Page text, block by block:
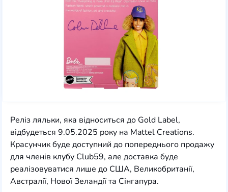
Реліз ляльки, яка відноситься до Gold Label,
відбудеться 9.05.2025 року на Mattel Creations.
Красунчик буде доступний до попереднього продажу
для членів клубу Club59, але доставка буде
реалізовуватися лише до США, Великобританії,
Австралії, Нової Зеландії та Сінгапура.